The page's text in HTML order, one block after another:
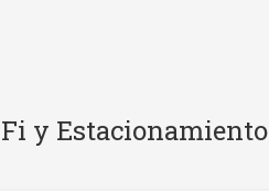
y Estacionamiento